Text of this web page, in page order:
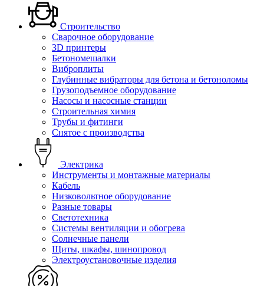
Строительство
Сварочное оборудование
3D принтеры
Бетономешалки
Виброплиты
Глубинные вибраторы для бетона и бетоноломы
Грузоподъемное оборудование
Насосы и насосные станции
Строительная химия
Трубы и фитинги
Снятое с производства
Электрика
Инструменты и монтажные материалы
Кабель
Низковольтное оборудование
Разные товары
Светотехника
Системы вентиляции и обогрева
Солнечные панели
Щиты, шкафы, шинопровод
Электроустановочные изделия